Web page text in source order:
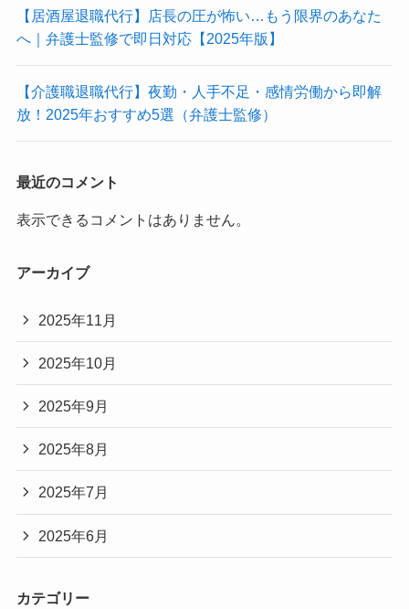
【居酒屋退職代行】店長の圧が怖い…もう限界のあなた
へ｜弁護士監修で即日対応【2025年版】
【介護職退職代行】夜勤・人手不足・感情労働から即解
放！2025年おすすめ5選（弁護士監修）
最近のコメント
表示できるコメントはありません。
アーカイブ
2025年11月
2025年10月
2025年9月
2025年8月
2025年7月
2025年6月
カテゴリー